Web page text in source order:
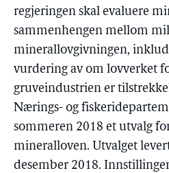
regjeringen skal evaluere
sammenhengen mellom
minerallovgivningen,
vurdering av om lovverket
gruveindustrien er
Nærings- og
sommeren 2018 et utvalg
mineralloven. Utvalget
desember 2018.